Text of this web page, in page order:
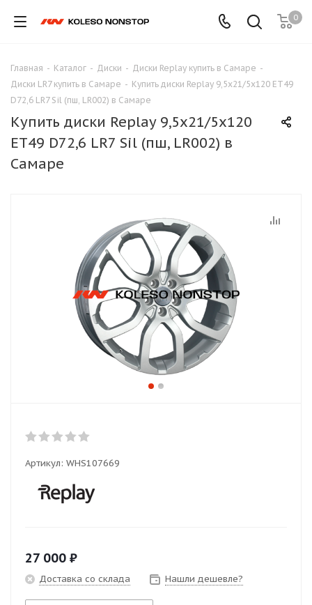
0
Главная - Каталог - Диски - Диски Replay купить в Самаре -
Диски LR7 купить в Самаре - Купить диски Replay 9,5x21/5x120 ET49
D72,6 LR7 Sil (пш, LR002) в Самаре
Купить диски Replay 9,5x21/5x120
ET49 D72,6 LR7 Sil (пш, LR002) в
Самаре
Артикул: WHS107669
27 000 ₽
Доставка со склада Нашли дешевле?